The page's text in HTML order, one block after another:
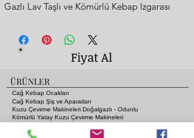
Gazlı Lav Taşlı ve Kömürlü Kebap Izgarası
- 150x65xh:35cm
- Special Grill Design (kebab don't catch fire)
- You Can Cook All Kebabs, Including Adana
Kebab, Shish Kebabs
-You can burn it with coal if you want
-There is a water tank underneath to put water
in.
- Complete Stainless Steel
Fiyat Al
ÜRÜNLER
Cağ Kebap Ocakları
Cağ Kebap Şiş ve Aparatları
Kuzu Çevirme Makineleri Doğalgazlı - Odunlu
Kömürlü Yatay Kuzu Çevirme Makineleri
Gazlı ve Lav Taşlı Piliç Çevirme Ocakları